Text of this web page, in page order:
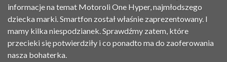
informacje na temat Motoroli One Hyper, najmłodszego
dziecka marki. Smartfon został właśnie zaprezentowany. I
mamy kilka niespodzianek. Sprawdźmy zatem, które
przecieki się potwierdziły i co ponadto ma do zaoferowania
nasza bohaterka.